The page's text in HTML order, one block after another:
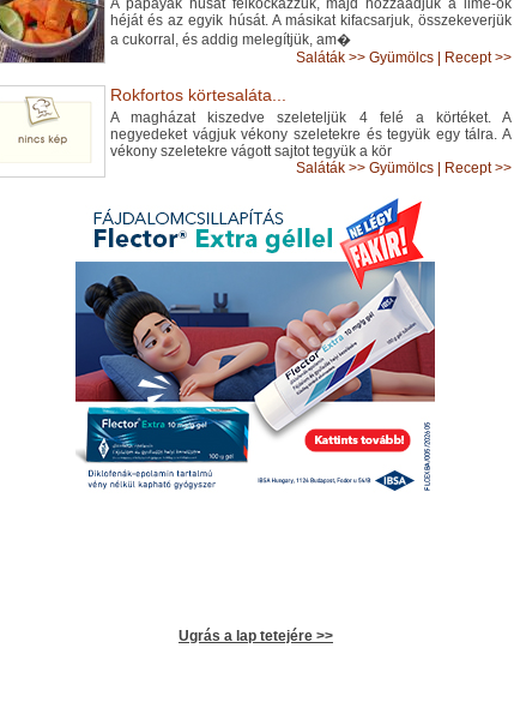
A papayák húsát felkockázzuk, majd hozzáadjuk a lime-ok
héját és az egyik húsát. A másikat kifacsarjuk, összekeverjük
a cukorral, és addig melegítjük, am�
Saláták >> Gyümölcs Recept >>
Rokfortos körtesaláta...
A magházat kiszedve szeleteljük 4 felé a körtéket. A
negyedeket vágjuk vékony szeletekre és tegyük egy tálra. A
vékony szeletekre vágott sajtot tegyük a kör
Saláták >> Gyümölcs Recept >>
Ugrás a lap tetejére >>